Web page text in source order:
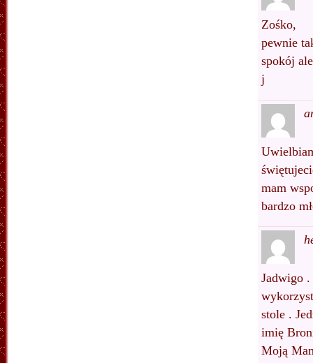
Zośko,
pewnie
spokój
j
mam
bardzo
Jadwigo .
stole .
imię
Moją